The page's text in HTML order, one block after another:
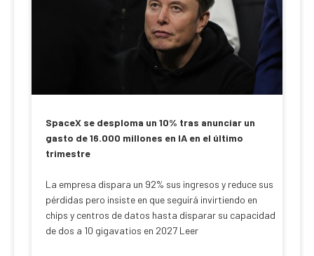
SpaceX se desploma un 10% tras anunciar un
gasto de 16.000 millones en IA en el último
trimestre
La empresa dispara un 92% sus ingresos y reduce sus
pérdidas pero insiste en que seguirá invirtiendo en
chips y centros de datos hasta disparar su capacidad
de dos a 10 gigavatios en 2027 Leer